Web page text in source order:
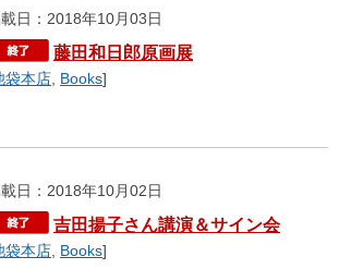
日：2018年10月03日
藤田和日郎原画展
袋本店 Books]
日：2018年10月02日
吉田揚子さん講演＆サイン会
袋本店 Books]